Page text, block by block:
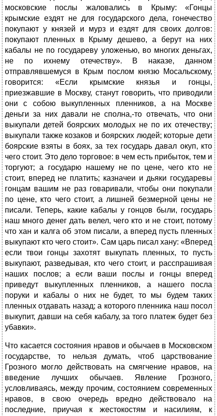
московские послы жаловались в Крыму: «Гонцы
крымские ездят не для государского дела, гонечество
покупают у князей и мурз и ездят для своих долгов:
покупают пленных в Крыму дешево, а берут на них
кабалы не по государеву уложенью, во многих деньгах,
не по ихнему отечеству». В наказе, данном
отправлявшемуся в Крым послом князю Мосальскому,
говорится: «Если крымские князья и гонцы,
приезжавшие в Москву, станут говорить, что приводили
они с собою выкупленных пленников, а на Москве
деньги за них давали не сполна,-то отвечать, что они
выкупали детей боярских молодых не по их отечеству;
выкупали также козаков и боярских людей; которые дети
боярские взяты в боях, за тех государь давал окуп, кто
чего стоит. Это дело торговое: в чем есть прибыток, тем и
торгуют; а государю нашему не по цене, чего кто не
стоит, вперед не платить; казначеи и дьяки государевы
гонцам вашим не раз говаривали, чтобы они покупали
по цене, кто чего стоит, а лишней безмерной цены не
писали. Теперь, какие кабалы у гонцов были, государь
наш много денег дать велел, чего кто и не стоит, потому
что хан и калга об этом писали, а вперед пусть пленных
выкупают кто чего стоит». Сам царь писал хану: «Вперед
если твои гонцы захотят выкупать пленных, то пусть
выкупают, разведывая, кто чего стоит, и расспрашивая
наших послов; а если ваши послы и гонцы вперед
приведут выкупленных пленников, а нашего посла
поруки и кабалы о них не будет, то мы будем таких
пленных отдавать назад; а которого пленника наш посол
выкупит, давши на себя кабалу, за того платеж будет без
убавки».
Что касается состояния нравов и обычаев в Московском
государстве, то нельзя думать, чтоб царствование
Грозного могло действовать на смягчение нравов, на
введение лучших обычаев. Явление Грозного,
условливаясь, между прочим, состоянием современных
нравов, в свою очередь вредно действовало на
последние, приучая к жестокостям и насилиям, к